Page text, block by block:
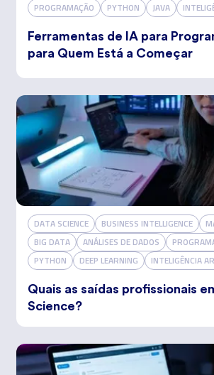
PROGRAMAÇÃO PYTHON JAVA
Ferramentas de IA para
para Quem Está a Começar
DATA SCIENCE BUSINESS INTELLIGENCE
BIG DATA
ANÁLISES DE DADOS
PYTHON
DEEP LEARNING INTELIGÊNCIA
Quais as saídas profissionais
Science?